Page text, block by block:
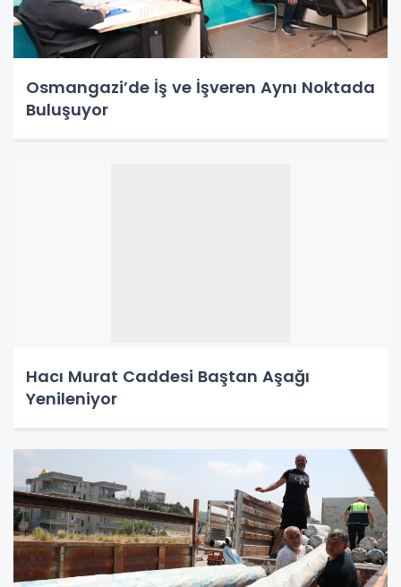
Osmangazi’de İş ve İşveren Aynı Noktada
Buluşuyor
Hacı Murat Caddesi Baştan Aşağı
Yenileniyor